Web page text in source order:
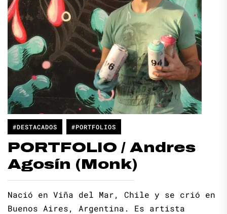
#DESTACADOS #PORTFOLIOS
PORTFOLIO / Andres
Agosín (Monk)
Nació en Viña del Mar, Chile y se crió en
Buenos Aires, Argentina. Es artista